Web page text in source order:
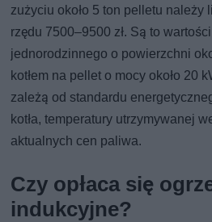
zużyciu około 5 ton pelletu należy
rzędu 7500–9500 zł. Są to
jednorodzinnego o powierzchni
kotłem na pellet o mocy około 20
zależą od standardu
kotła, temperatury utrzymywanej
aktualnych cen paliwa.
Czy opłaca się
indukcyjne?